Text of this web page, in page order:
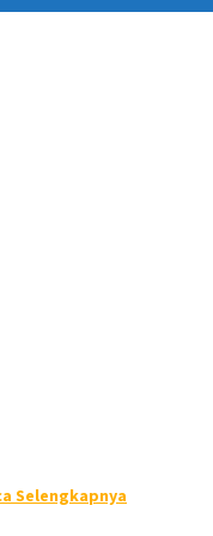
Selengkapnya